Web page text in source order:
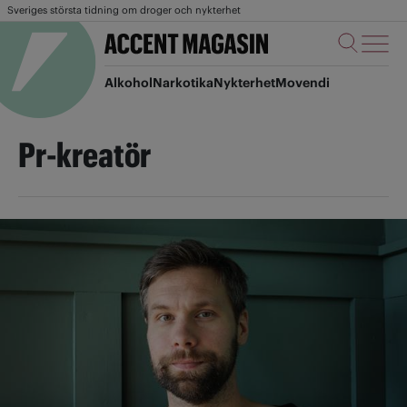
Sveriges största tidning om droger och nykterhet
AlkoholNarkotikaNykterhetMovendi
Pr-kreatör